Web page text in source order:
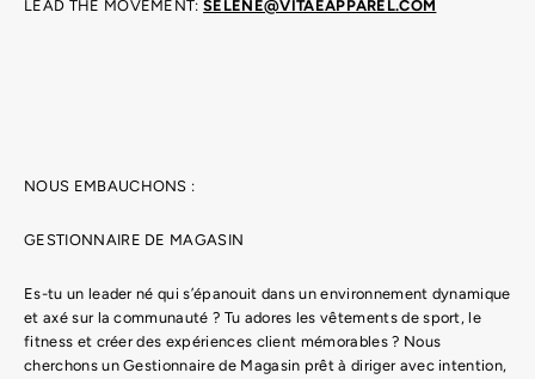
LEAD THE MOVEMENT:SELENE@VITAEAPPAREL.COM
NOUS EMBAUCHONS :
GESTIONNAIRE DE MAGASIN
Es-tu un leader né qui s’épanouit dans un environnement dynamique
et axé sur la communauté ? Tu adores les vêtements de sport, le
fitness et créer des expériences client mémorables ? Nous
cherchons un Gestionnaire de Magasin prêt à diriger avec intention,